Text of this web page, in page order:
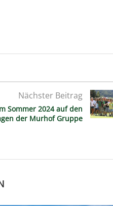
Nächster Beitrag
Sommer 2024 auf den
der Murhof Gruppe